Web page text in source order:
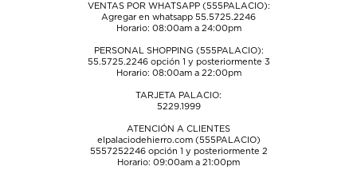
VENTAS POR WHATSAPP (555PALACIO):
Agregar en whatsapp 55.5725.2246
Horario: 08:00am a 24:00pm
PERSONAL SHOPPING (555PALACIO):
55.5725.2246opción 1 y posteriormente 3
Horario: 08:00am a 22:00pm
TARJETA PALACIO:
5229.1999
ATENCIÓN A CLIENTES
elpalaciodehierro.com (555PALACIO)
5557252246opción 1 y posteriormente 2
Horario: 09:00am a 21:00pm